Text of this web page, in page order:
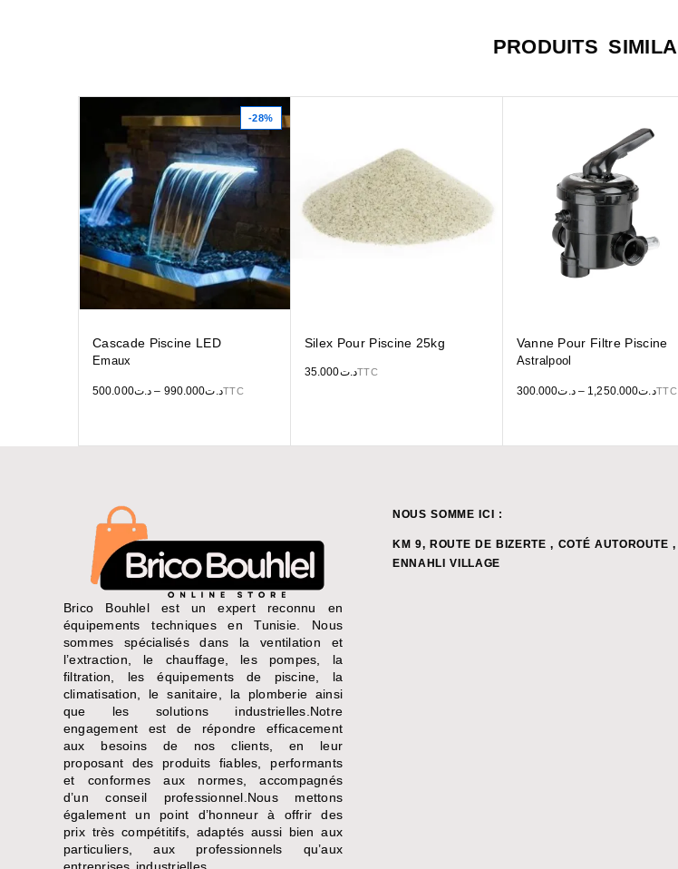
PRODUITS
-28%
Cascade Piscine LED
Emaux
د.ت500.000 – د.ت990.000 TTC
Silex Pour Piscine 25kg
د.ت35.000 TTC
Vanne Pour Filtre Piscine
Astralpool
د.ت300.000 – د.ت1,250.000 TTC
Brico Bouhlel est un expert reconnu en
équipements techniques en Tunisie. Nous
sommes spécialisés dans la ventilation et
l’extraction, le chauffage, les pompes, la
filtration, les équipements de piscine, la
climatisation, le sanitaire, la plomberie ainsi
que les solutions industrielles.Notre
engagement est de répondre efficacement
aux besoins de nos clients, en leur
proposant des produits fiables, performants
et conformes aux normes, accompagnés
d’un conseil professionnel.Nous mettons
également un point d’honneur à offrir des
prix très compétitifs, adaptés aussi bien aux
particuliers, aux professionnels qu’aux
NOUS SOMME ICI :
KM 9, ROUTE DE BIZERTE , COTÉ AUTOROUTE
ENNAHLI VILLAGE